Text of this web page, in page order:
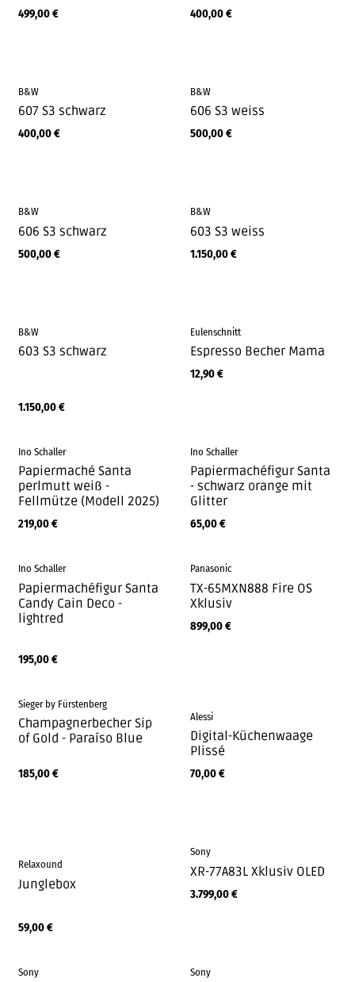
499,00€ 400,00€
B&W
607 S3 schwarz
400,00€
B&W
606 S3 weiss
500,00€
B&W
606 S3 schwarz
500,00€
B&W
603 S3 weiss
1.150,00€
B&W
603 S3 schwarz
1.150,00€
Eulenschnitt
Espresso Becher Mama
12,90€
Ino Schaller
Papiermaché Santa
perlmutt weiß -
Fellmütze (Modell 2025)
219,00€
Ino Schaller
Papiermachéfigur Santa
- schwarz orange mit
Glitter
65,00€
Ino Schaller
Papiermachéfigur Santa
Candy Cain Deco -
lightred
195,00€
Panasonic
TX-65MXN888 Fire OS
Xklusiv
899,00€
Sieger by Fürstenberg
Champagnerbecher Sip
of Gold - Paraíso Blue
185,00€
Alessi
Digital-Küchenwaage
Plissé
70,00€
Relaxound
Junglebox
59,00€
Sony
XR-77A83L Xklusiv OLED
3.799,00€
Sony Sony